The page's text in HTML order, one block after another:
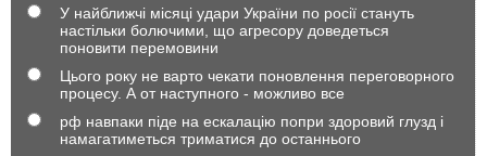
У найближчі місяці удари України по росії стануть
настільки болючими, що агресору доведеться
поновити перемовини
Цього року не варто чекати поновлення переговорного
процесу. А от наступного - можливо все
рф навпаки піде на ескалацію попри здоровий глузд і
намагатиметься триматися до останнього